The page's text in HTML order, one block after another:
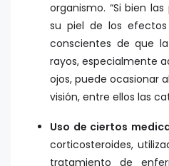
organismo. “Si bien
su piel de los
conscientes de que
rayos, especialmente
ojos, puede ocasionar
visión, entre ellos las
Uso de ciertos
corticosteroides,
tratamiento de